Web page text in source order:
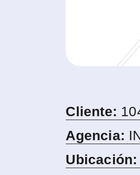
Cliente:
Agencia:
Ubicación: